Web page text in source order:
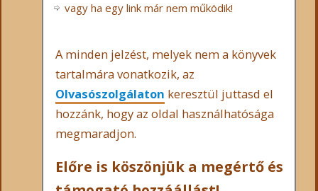
vagy ha egy link már nem működik!
A minden jelzést, melyek nem a könyvek
tartalmára vonatkozik, az
Olvasószolgálaton keresztül juttasd el
hozzánk, hogy az oldal használhatósága
megmaradjon.
Előre is köszönjük a megértő és